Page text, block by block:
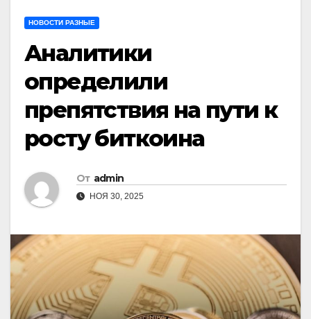
НОВОСТИ РАЗНЫЕ
Аналитики
определили
препятствия на пути к
росту биткоина
От admin
НОЯ 30, 2025